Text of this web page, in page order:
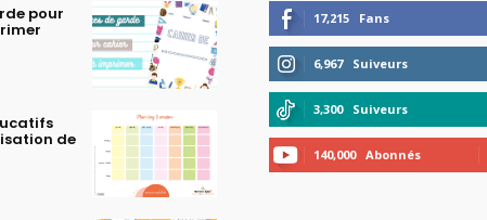
pour
de
17,215 Fans
6,967 Suiveurs
3,300 Suiveurs
140,000 Abonnés